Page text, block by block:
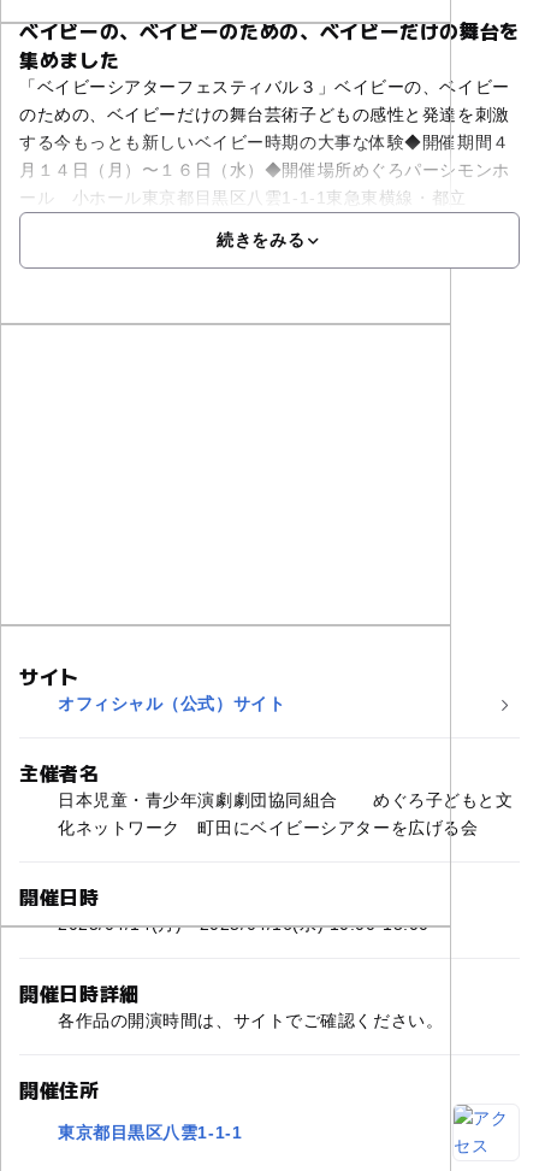
ベイビーの、ベイビーのための、ベイビーだけの舞台を
集めました
「ベイビーシアターフェスティバル３」ベイビーの、ベイビー
のための、ベイビーだけの舞台芸術子どもの感性と発達を刺激
する今もっとも新しいベイビー時期の大事な体験◆開催期間４
月１４日（月）〜１６日（水）◆開催場所めぐろパーシモンホ
ール 小ホール東京都目黒区八雲1-1-1東急東横線・都立
続きをみる
サイト
オフィシャル（公式）サイト
主催者名
日本児童・青少年演劇劇団協同組合 めぐろ子どもと文
化ネットワーク 町田にベイビーシアターを広げる会
開催日時
2025/04/14(月)〜2025/04/16(水) 10:00-15:00
開催日時詳細
各作品の開演時間は、サイトでご確認ください。
開催住所
東京都目黒区八雲1-1-1